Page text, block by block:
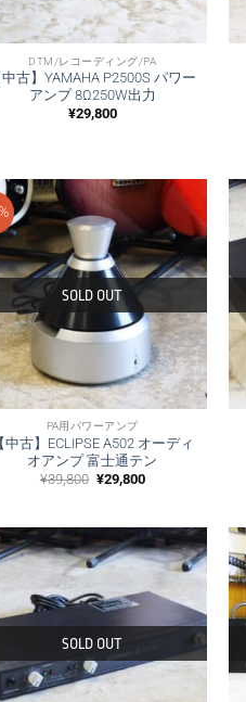
DTM/レコーディング/PA
中古】YAMAHA P2500S パワー
アンプ 8Ω250W出力
¥29,800
SOLD OUT
PA用パワーアンプ
【中古】ECLIPSE A502 オーディ
オアンプ 富士通テン
¥39,800 元
は
¥39,800
で
し
¥29,800現
格
は
¥29,800
SOLD OUT